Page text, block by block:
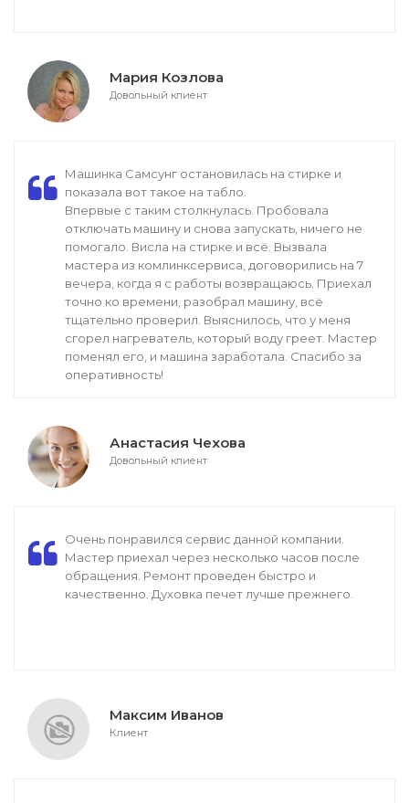
Мария Козлова
Довольный клиент
Машинка Самсунг остановилась на стирке и
показала вот такое на табло.
Впервые с таким столкнулась. Пробовала
отключать машину и снова запускать, ничего не
помогало. Висла на стирке и всё. Вызвала
мастера из комлинксервиса, договорились на 7
вечера, когда я с работы возвращаюсь. Приехал
точно ко времени, разобрал машину, всё
тщательно проверил. Выяснилось, что у меня
сгорел нагреватель, который воду греет. Мастер
поменял его, и машина заработала. Спасибо за
оперативность!
Анастасия Чехова
Довольный клиент
Очень понравился сервис данной компании.
Мастер приехал через несколько часов после
обращения. Ремонт проведен быстро и
качественно. Духовка печет лучше прежнего.
Максим Иванов
Клиент